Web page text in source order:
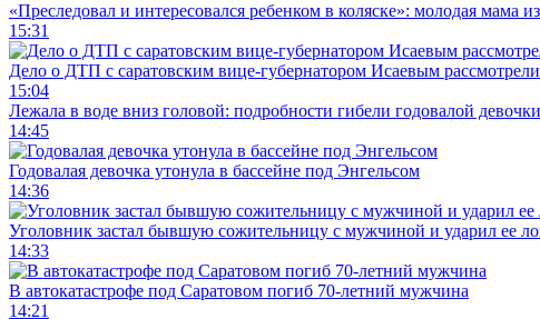
«Преследовал и интересовался ребенком в коляске»: молодая мама
15:31
Дело о ДТП с саратовским вице-губернатором Исаевым
15:04
Лежала в воде вниз головой: подробности гибели годовалой
14:45
Годовалая девочка утонула в бассейне под Энгельсом
14:36
Уголовник застал бывшую сожительницу с мужчиной и ударил ее
14:33
В автокатастрофе под Саратовом погиб 70-летний мужчина
14:21